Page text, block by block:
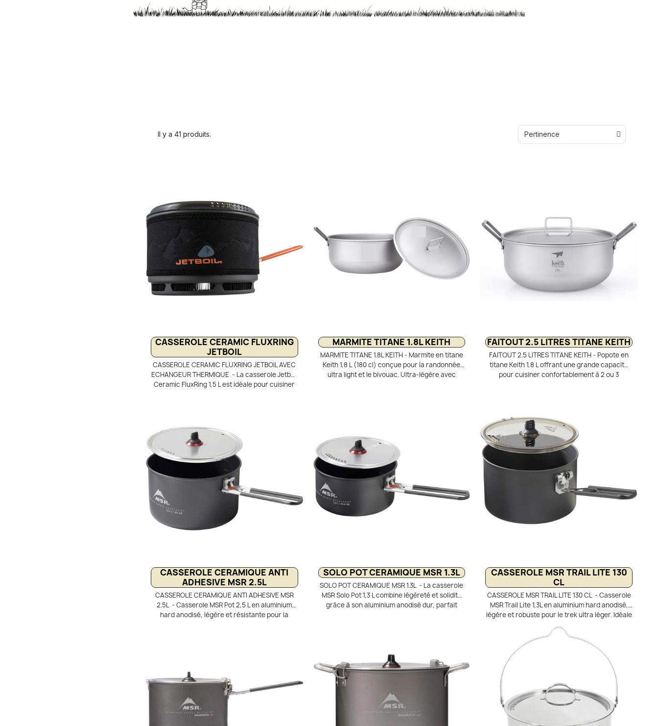
Il y a 41 produits.
CASSEROLE CERAMIC FLUXRING
JETBOIL
CASSEROLE CERAMIC FLUXRING JETBOIL AVEC
ECHANGEUR THERMIQUE - La casserole Jetboil
Ceramic FluxRing 1,5 L est idéale pour cuisiner
permet de mijoter des plats et de faire fondre la
neige efficacement. Robuste et pratique, elle
dispose de poignées repliables anti-brûlure et
d’un revêtement céramique facile à nettoyer.
MARMITE TITANE 1.8L KEITH
MARMITE TITANE 1.8L KEITH - Marmite en titane
Keith 1,8 L (180 cl) conçue pour la randonnée
ultra light et le bivouac. Ultra-légère avec
FAITOUT 2.5 LITRES TITANE KEITH
FAITOUT 2.5 LITRES TITANE KEITH - Popote en
titane Keith 1,8 L offrant une grande capacité
pour cuisiner confortablement à 2 ou 3
réchaud pour cuisiner sereinement en
extérieur. Équipée de poignées repliables
siliconées et d’un couvercle passoire, elle est
idéale pour la cuisine outdoor légère.
CASSEROLE CERAMIQUE ANTI
ADHESIVE MSR 2.5L
CASSEROLE CERAMIQUE ANTI ADHESIVE MSR
2.5L - Casserole MSR Pot 2,5 L en aluminium
hard anodisé, légère et résistante pour la
SOLO POT CERAMIQUE MSR 1.3L
SOLO POT CERAMIQUE MSR 1.3L - La casserole
MSR Solo Pot 1,3 L combine légèreté et solidité
grâce à son aluminium anodisé dur, parfait
façon homogène pour éviter que les aliments
n’attachent ou ne brûlent. Compacte avec
poignée repliable et couvercle passoire, elle
est idéale pour cuisiner pour 1 à 2 personnes
en trek.
CASSEROLE MSR TRAIL LITE 130
CL
CASSEROLE MSR TRAIL LITE 130 CL - Casserole
MSR Trail Lite 1,3L en aluminium hard anodisé,
légère et robuste pour le trek ultra léger. Idéale
pour préparer vos repas ou faire bouillir de
l’eau en randonnée. Couvercle passoire
pratique et graduations intérieures pour un
dosage précis.Poignée repliable pour un
rangement compact dans le sac à dos.